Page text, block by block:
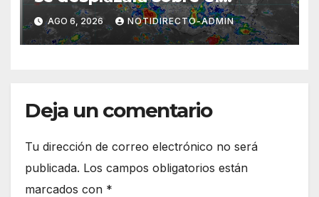
sureste mexicano
AGO 6, 2026 NOTIDIRECTO-ADMIN
Deja un comentario
Tu dirección de correo electrónico no será
publicada. Los campos obligatorios están
marcados con *